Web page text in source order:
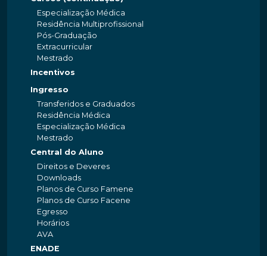
Especialização Médica
Residência Multiprofissional
Pós-Graduação
Extracurricular
Mestrado
Incentivos
Ingresso
Transferidos e Graduados
Residência Médica
Especialização Médica
Mestrado
Central do Aluno
Direitos e Deveres
Downloads
Planos de Curso Famene
Planos de Curso Facene
Egresso
Horários
AVA
ENADE